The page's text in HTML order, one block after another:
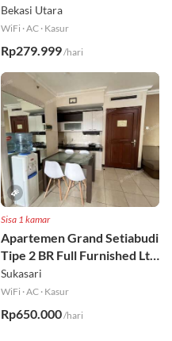
Furnished Lt 2
Bekasi Utara
WiFi ·AC · Kasur
Rp279.999/hari
Sisa 1 kamar
Apartemen Grand Setiabudi
Tipe 2 BR Full Furnished Lt
19
Sukasari
WiFi ·AC · Kasur
Rp650.000/hari